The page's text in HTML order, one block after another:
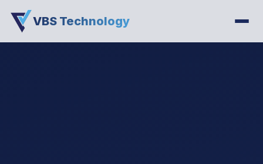
VBS Technology